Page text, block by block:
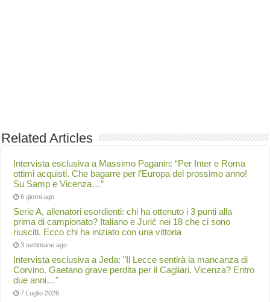
Related Articles
Intervista esclusiva a Massimo Paganin: “Per Inter e Roma
ottimi acquisti. Che bagarre per l’Europa del prossimo anno!
Su Samp e Vicenza…”
6 giorni ago
Serie A, allenatori esordienti: chi ha ottenuto i 3 punti alla
prima di campionato? Italiano e Jurić nei 18 che ci sono
riusciti. Ecco chi ha iniziato con una vittoria
3 settimane ago
Intervista esclusiva a Jeda: "Il Lecce sentirà la mancanza di
Corvino. Gaetano grave perdita per il Cagliari. Vicenza? Entro
due anni…"
7 Luglio 2026